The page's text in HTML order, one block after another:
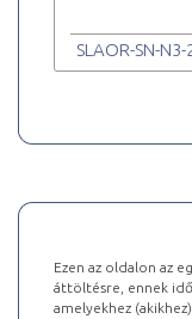
SLAOR-SN-
Ezen az oldalon az
áttöltésre, ennek
amelyekhez